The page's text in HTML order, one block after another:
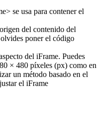
se usa para contener el
del contenido del
poner el código
del iFrame. Puedes
× 480 píxeles (px) como en
un método basado en el
el iFrame